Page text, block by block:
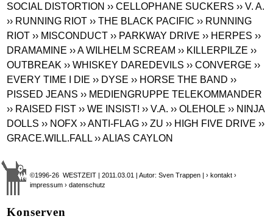
SOCIAL DISTORTION›› CELLOPHANE SUCKERS ›› V. A.
›› RUNNING RIOT ›› THE BLACK PACIFIC ›› RUNNING
RIOT ›› MISCONDUCT ›› PARKWAY DRIVE ›› HERPES ››
DRAMAMINE ›› A WILHELM SCREAM ›› KILLERPILZE ››
OUTBREAK ›› WHISKEY DAREDEVILS ›› CONVERGE ››
EVERY TIME I DIE ›› DYSE ›› HORSE THE BAND ››
PISSED JEANS ›› MEDIENGRUPPE TELEKOMMANDER
›› RAISED FIST ›› WE INSIST! ›› V.A. ›› OLEHOLE ›› NINJA
DOLLS ›› NOFX ›› ANTI-FLAG ›› ZU ›› HIGH FIVE DRIVE ››
GRACE.WILL.FALL ›› ALIAS CAYLON
©1996-26 WESTZEIT | 2011.03.01 | Autor: Sven Trappen |› kontakt ›
impressum › datenschutz
Konserven